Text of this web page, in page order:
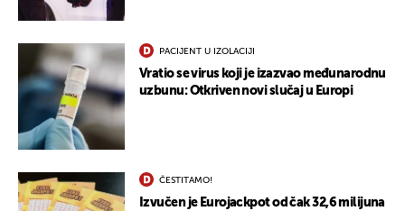
PACIJENT U IZOLACIJI
Vratio se virus koji je izazvao međunarodnu
uzbunu: Otkriven novi slučaj u Europi
ČESTITAMO!
Izvučen je Eurojackpot od čak 32,6 milijuna